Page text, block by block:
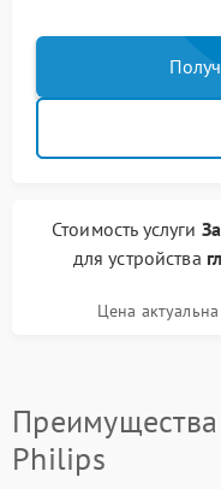
Стоимость услуги
для устройства
Цена
Philips